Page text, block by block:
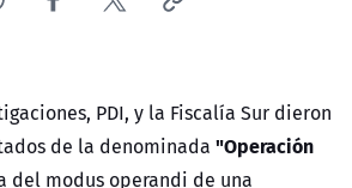
PDI, y la Fiscalía Sur dieron
de la denominada "Operación
del modus operandi de una